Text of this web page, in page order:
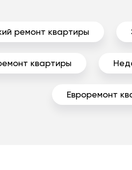
ремонт квартиры
квартиры
Евроремонт